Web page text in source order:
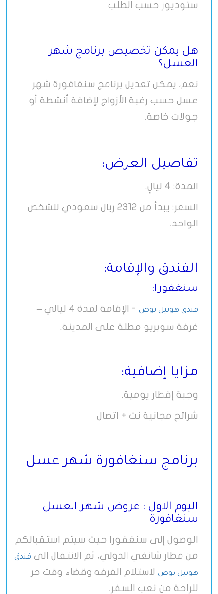
ستوديوز حسب الطلب.
هل يمكن تخصيص برنامج شهر
العسل؟
نعم، يمكن تعديل برنامج سنغافورة شهر
عسل حسب رغبة الأزواج لإضافة أنشطة أو
جولات خاصة.
تفاصيل العرض:
المدة: 4 ليالٍ.
السعر: يبدأ من 2312 ريال سعودي للشخص
الواحد.
الفندق والإقامة:
سنغفورا:
فندق هوتيل بوص
- الإقامة لمدة 4 ليالي –
غرفة سوبريو مطلة على المدينة.
مزايا إضافية:
وجبة إفطار يومية.
شرائح مجانية نت + اتصال
برنامج سنغافورة شهر عسل
اليوم الاول : عروض شهر العسل
سنغافورة
الوصول إلى سنغفورا حيث سيتم استقبالكم
من مطار شانغي الدولي، ثم الانتقال الى فندق
هوتيل بوص لاستلام الغرفه وقضاء وقت حر
للراحة من تعب السفر.